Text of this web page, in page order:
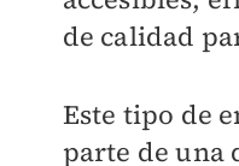
de calidad
Este tipo de
parte de una